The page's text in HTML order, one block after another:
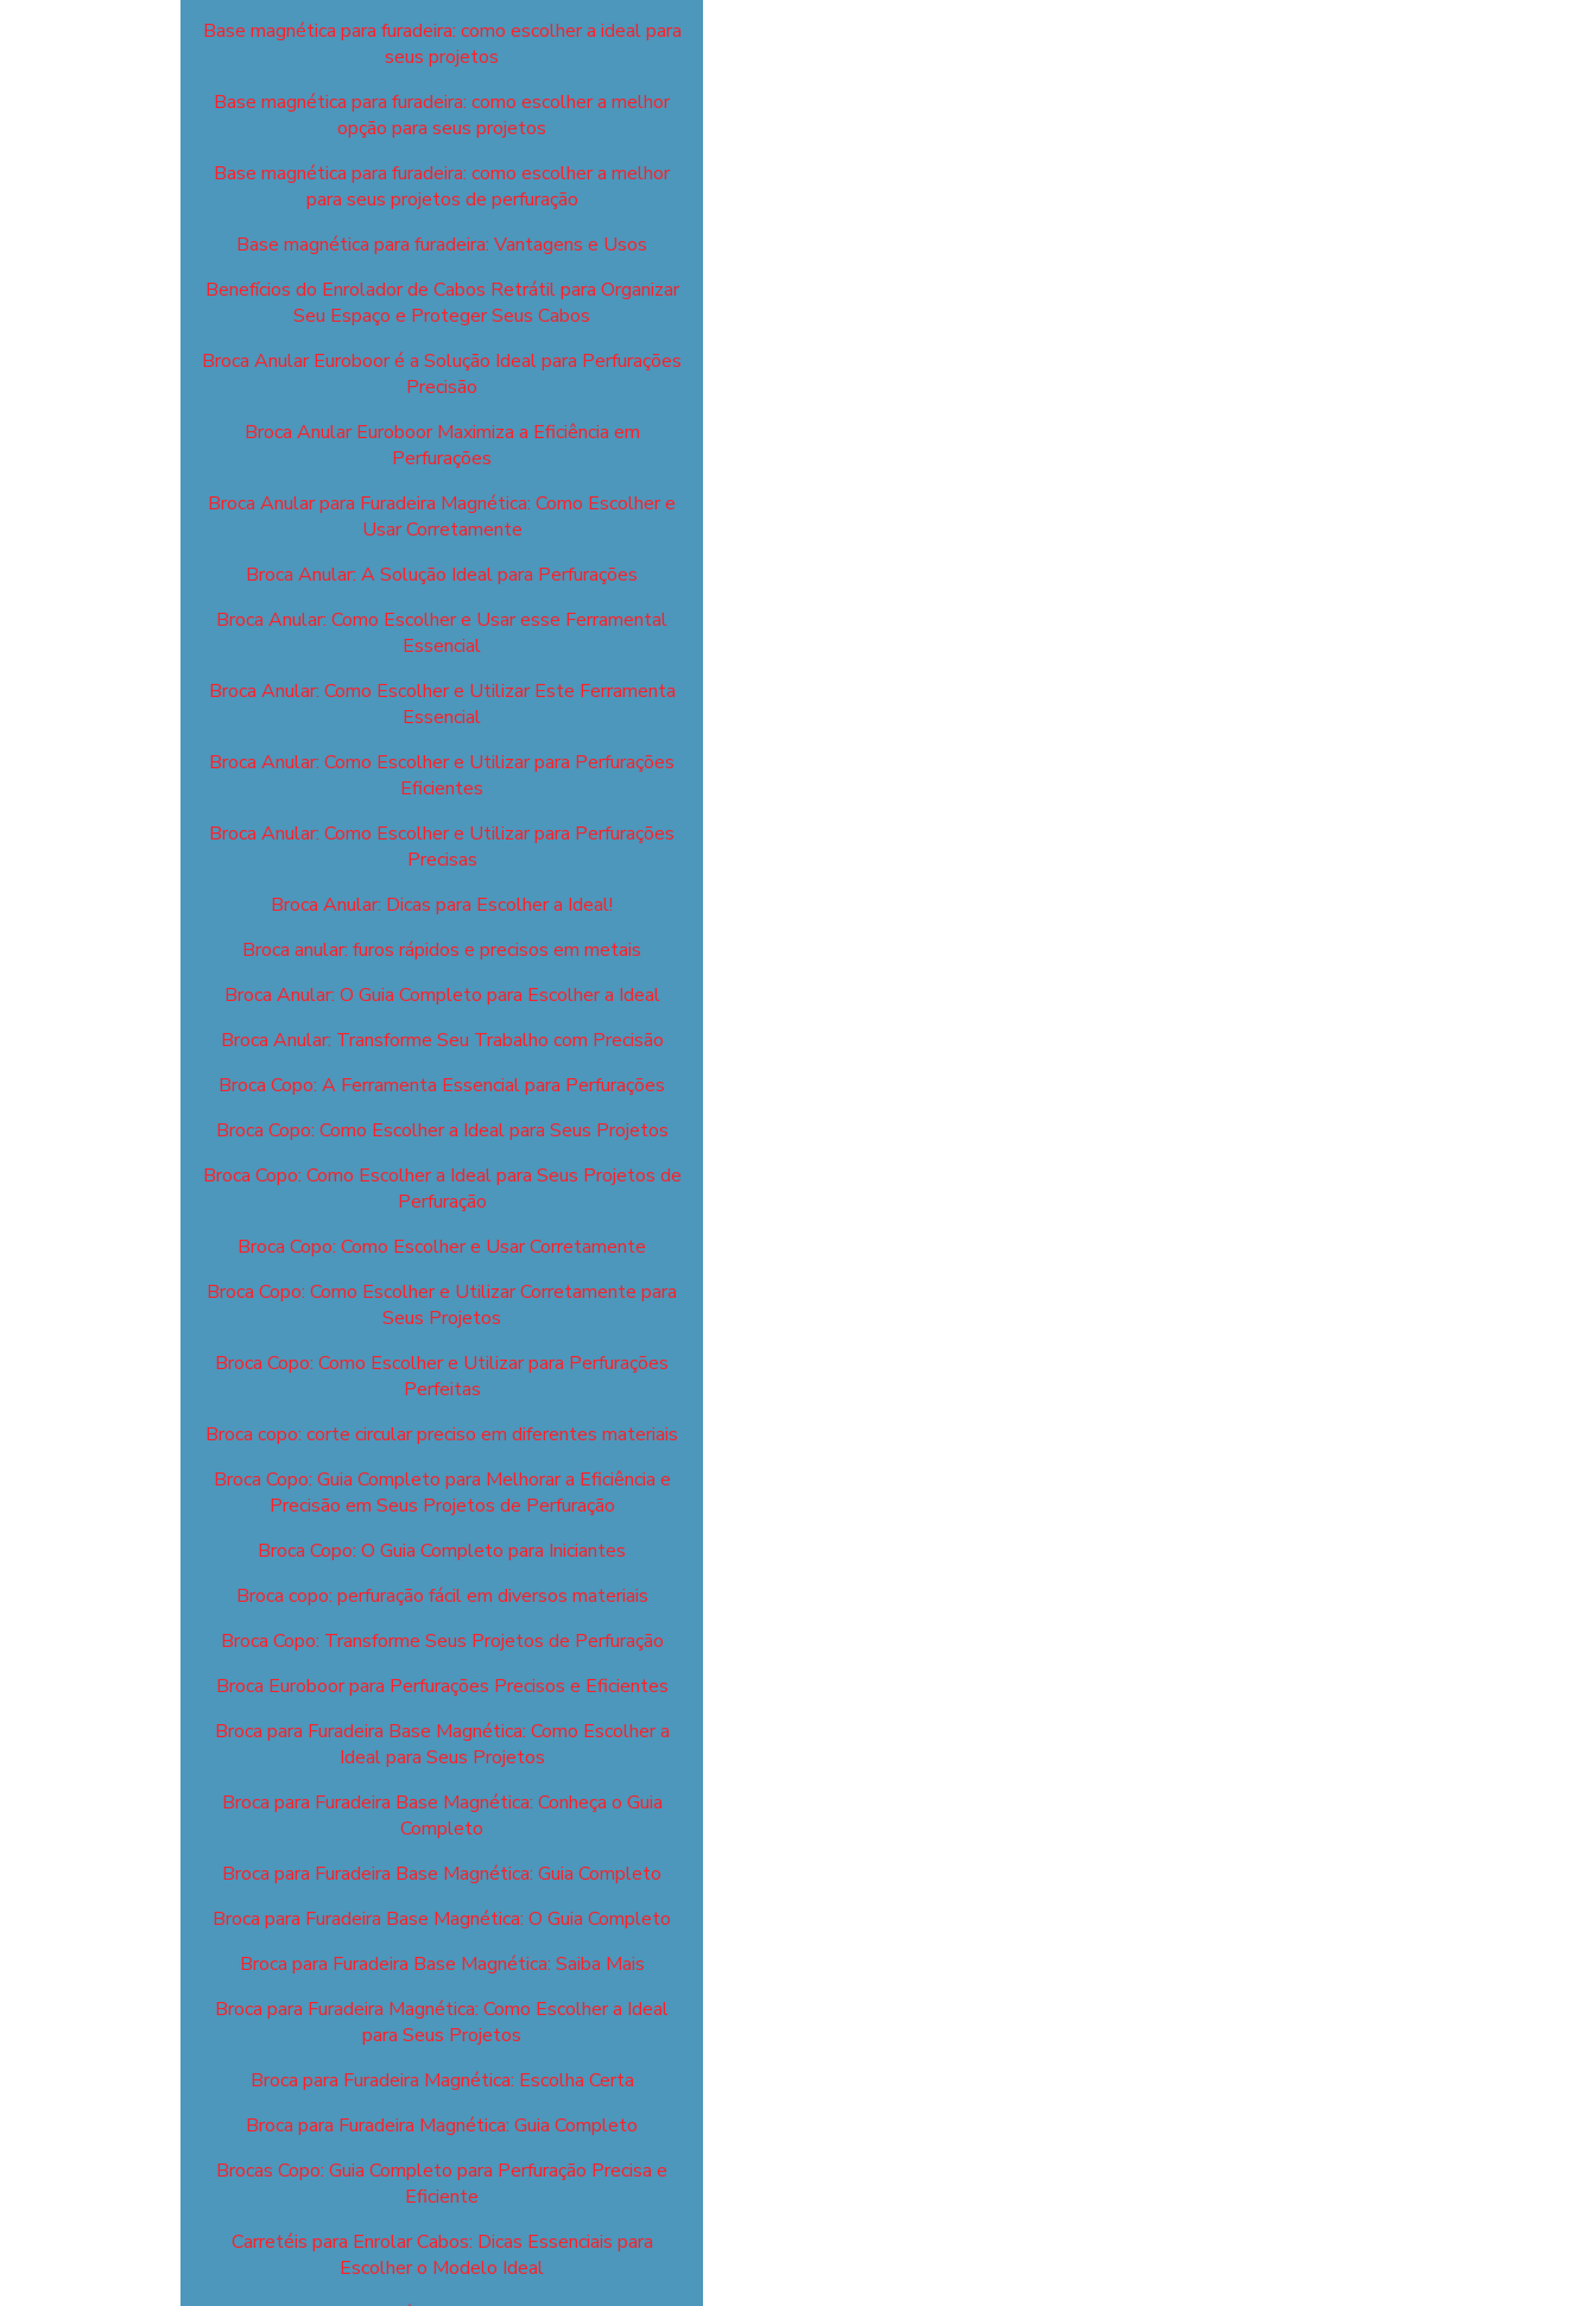
Base magnética para furadeira: como escolher a ideal para
seus projetos
Base magnética para furadeira: como escolher a melhor
opção para seus projetos
Base magnética para furadeira: como escolher a melhor
para seus projetos de perfuração
Base magnética para furadeira: Vantagens e Usos
Benefícios do Enrolador de Cabos Retrátil para Organizar
Seu Espaço e Proteger Seus Cabos
Broca Anular Euroboor é a Solução Ideal para Perfurações
Precisão
Broca Anular Euroboor Maximiza a Eficiência em
Perfurações
Broca Anular para Furadeira Magnética: Como Escolher e
Usar Corretamente
Broca Anular: A Solução Ideal para Perfurações
Broca Anular: Como Escolher e Usar esse Ferramental
Essencial
Broca Anular: Como Escolher e Utilizar Este Ferramenta
Essencial
Broca Anular: Como Escolher e Utilizar para Perfurações
Eficientes
Broca Anular: Como Escolher e Utilizar para Perfurações
Precisas
Broca Anular: Dicas para Escolher a Ideal!
Broca anular: furos rápidos e precisos em metais
Broca Anular: O Guia Completo para Escolher a Ideal
Broca Anular: Transforme Seu Trabalho com Precisão
Broca Copo: A Ferramenta Essencial para Perfurações
Broca Copo: Como Escolher a Ideal para Seus Projetos
Broca Copo: Como Escolher a Ideal para Seus Projetos de
Perfuração
Broca Copo: Como Escolher e Usar Corretamente
Broca Copo: Como Escolher e Utilizar Corretamente para
Seus Projetos
Broca Copo: Como Escolher e Utilizar para Perfurações
Perfeitas
Broca copo: corte circular preciso em diferentes materiais
Broca Copo: Guia Completo para Melhorar a Eficiência e
Precisão em Seus Projetos de Perfuração
Broca Copo: O Guia Completo para Iniciantes
Broca copo: perfuração fácil em diversos materiais
Broca Copo: Transforme Seus Projetos de Perfuração
Broca Euroboor para Perfurações Precisos e Eficientes
Broca para Furadeira Base Magnética: Como Escolher a
Ideal para Seus Projetos
Broca para Furadeira Base Magnética: Conheça o Guia
Completo
Broca para Furadeira Base Magnética: Guia Completo
Broca para Furadeira Base Magnética: O Guia Completo
Broca para Furadeira Base Magnética: Saiba Mais
Broca para Furadeira Magnética: Como Escolher a Ideal
para Seus Projetos
Broca para Furadeira Magnética: Escolha Certa
Broca para Furadeira Magnética: Guia Completo
Brocas Copo: Guia Completo para Perfuração Precisa e
Eficiente
Carretéis para Enrolar Cabos: Dicas Essenciais para
Escolher o Modelo Ideal